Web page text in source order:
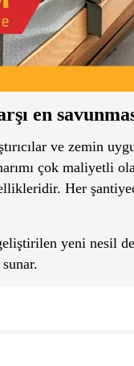
en
ve zemin
çok maliyetli
Her
yeni nesil